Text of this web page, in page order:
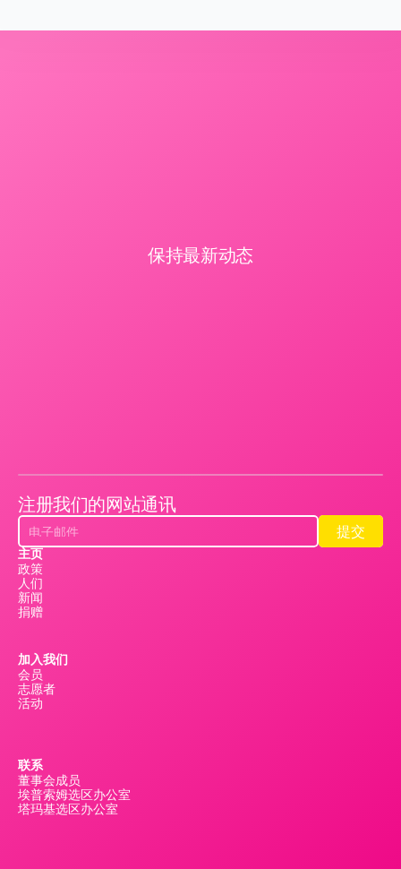
保持最新动态
注册我们的网站通讯
提交
提交
主页
政策
人们
新闻
捐赠
加入我们
会员
志愿者
活动
联系
董事会成员
埃普索姆选区办公室
塔玛基选区办公室